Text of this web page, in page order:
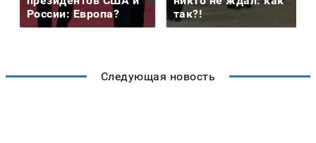
России: Европа?
так?!
Следующая новость